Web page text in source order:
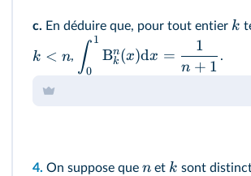
c. En déduire que, pour tout entier k
k < n, ∫0
1
Bk
n(x)dx =
n + 1
1
.
4. On suppose que n et k sont